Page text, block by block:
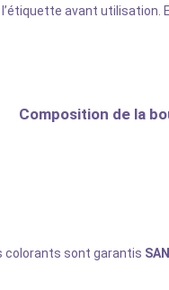
avant utilisation.
Composition de la
colorants sont garantis